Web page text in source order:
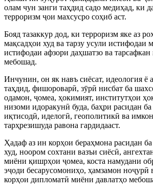
олам чун занги таҳдид садо медиҳад, ки
терроризм ҷои махсусро соҳиб аст.
Бояд тазаккур дод, ки терроризм яке аз
мақсадҳои худ ва тарзу усули истифодаи
истифодаи афзори даҳшатзо ва
мебошад.
Инчунин, он як навъ сиёсат, идеология ё
таҳдид, фишороварӣ, зӯрӣ нисбат ба
одамон, ҷомеа, ҳокимият, институтҳои
низоми идоракунӣ буда, баҳри расидан
иқтисодӣ, иделогӣ, геополитикӣ ва
тарҳрезишуда равона гардидааст.
Ҳадаф аз ин корҳои бераҳмона расидан
худ, ноором сохтани вазъи сиёсӣ,
миёни қишрҳои ҷомеа, коста намудани
эҷоди бесарусомониҳо, ҳамзамон ноҷурӣ
корҳои дипломатӣ миёни давлатҳо